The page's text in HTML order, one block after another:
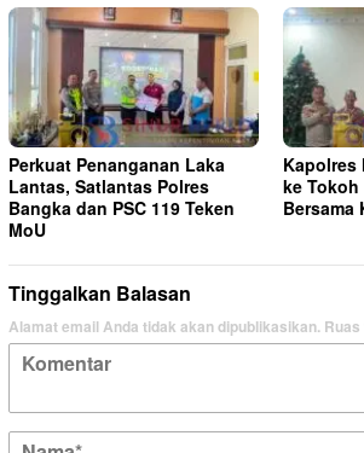
Perkuat Penanganan Laka
Lantas, Satlantas Polres
Bangka dan PSC 119 Teken
MoU
Kapolres
ke Tokoh
Bersama
Tinggalkan Balasan
Alamat email Anda tidak akan dipublikasikan.